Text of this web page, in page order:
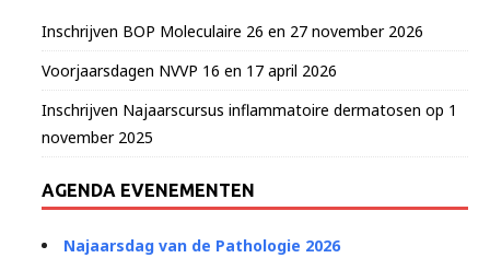
Inschrijven BOP Moleculaire 26 en 27 november 2026
Voorjaarsdagen NVVP 16 en 17 april 2026
Inschrijven Najaarscursus inflammatoire dermatosen op 1
november 2025
AGENDA EVENEMENTEN
Najaarsdag van de Pathologie 2026